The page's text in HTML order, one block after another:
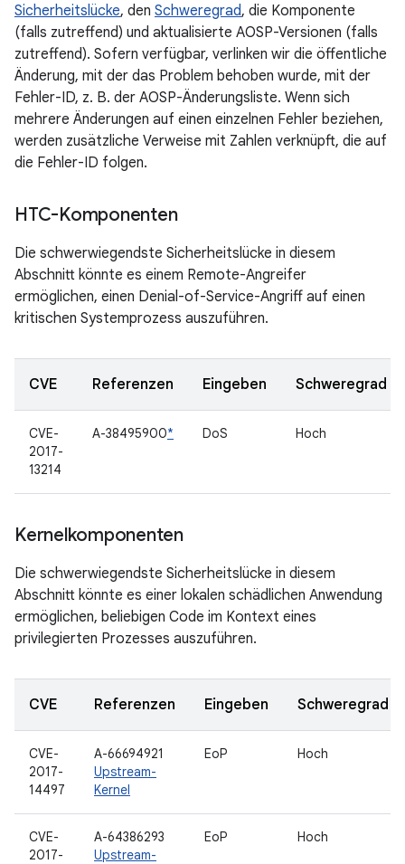
Sicherheitslücke, den Schweregrad, die Komponente
(falls zutreffend) und aktualisierte AOSP-Versionen (falls
zutreffend). Sofern verfügbar, verlinken wir die öffentliche
Änderung, mit der das Problem behoben wurde, mit der
Fehler-ID, z. B. der AOSP-Änderungsliste. Wenn sich
mehrere Änderungen auf einen einzelnen Fehler beziehen,
werden zusätzliche Verweise mit Zahlen verknüpft, die auf
die Fehler-ID folgen.
HTC-Komponenten
Die schwerwiegendste Sicherheitslücke in diesem
Abschnitt könnte es einem Remote-Angreifer
ermöglichen, einen Denial-of-Service-Angriff auf einen
kritischen Systemprozess auszuführen.
CVE Referenzen Eingeben Schweregrad
CVE-
2017-
13214
A-38495900* DoS Hoch
Kernelkomponenten
Die schwerwiegendste Sicherheitslücke in diesem
Abschnitt könnte es einer lokalen schädlichen Anwendung
ermöglichen, beliebigen Code im Kontext eines
privilegierten Prozesses auszuführen.
CVE Referenzen Eingeben Schweregrad
CVE-
2017-
14497
A-66694921
Upstream-
Kernel
EoP Hoch
CVE-
2017-
A-64386293
Upstream-
EoP Hoch